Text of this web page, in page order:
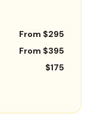
From $295
From $395
$175